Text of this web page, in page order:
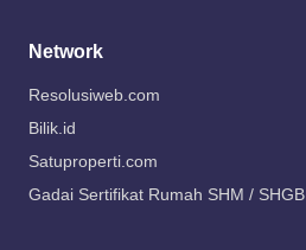
Network
Resolusiweb.com
Bilik.id
Satuproperti.com
Gadai Sertifikat Rumah SHM / SHGB